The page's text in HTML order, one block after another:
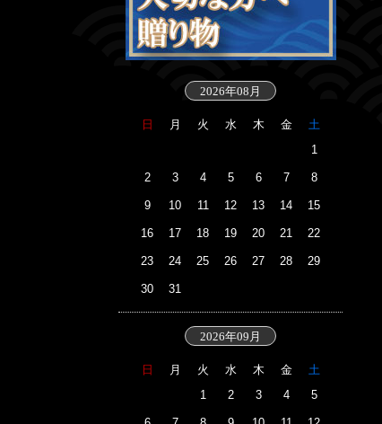
2026年08月
日 月 火 水 木 金
土
1
2 3 4 5 6 7 8
9 10 11 12 13 14 15
16 17 18 19 20 21 22
23 24 25 26 27 28 29
30 31
2026年09月
日 月 火 水 木 金
土
1
2 3 4 5